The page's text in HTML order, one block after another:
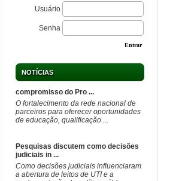
Usuário
Senha
Entrar
NOTÍCIAS
Boletim TST: informação jurídica e
O perfil do Tribunal Superior do
Trabalho (TST) no Instagram tem uma
novidade: o Boletim TST. O nov ...
compromisso do Pro ...
O fortalecimento da rede nacional de
parceiros para oferecer oportunidades
de educação, qualificação ...